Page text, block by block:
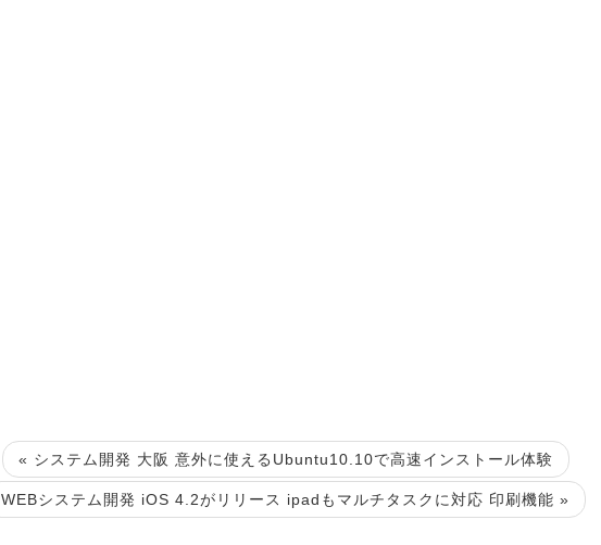
« システム開発 大阪 意外に使えるUbuntu10.10で高速インストール体験
WEBシステム開発 iOS 4.2がリリース ipadもマルチタスクに対応 印刷機能 »